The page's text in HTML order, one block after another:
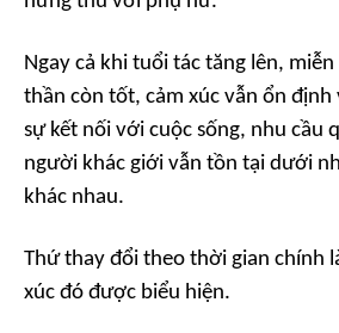
Ngay cả khi tuổi tác tăng lên, miễn
thần còn tốt, cảm xúc vẫn ổn định
sự kết nối với cuộc sống, nhu cầu
người khác giới vẫn tồn tại dưới
khác nhau.
Thứ thay đổi theo thời gian chính
xúc đó được biểu hiện.